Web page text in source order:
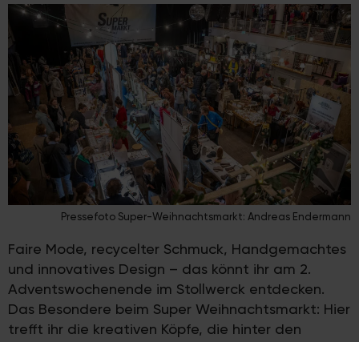
Pressefoto Super-Weihnachtsmarkt: Andreas Endermann
Faire Mode, recycelter Schmuck, Handgemachtes
und innovatives Design – das könnt ihr am 2.
Adventswochenende im Stollwerck entdecken.
Das Besondere beim Super Weihnachtsmarkt: Hier
trefft ihr die kreativen Köpfe, die hinter den